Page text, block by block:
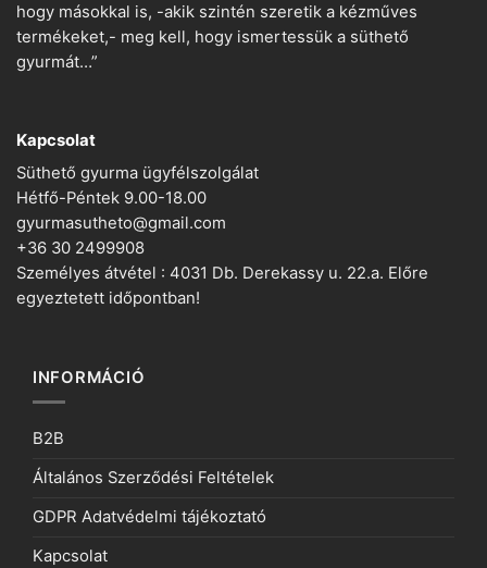
hogy másokkal is, -akik szintén szeretik a kézműves
termékeket,- meg kell, hogy ismertessük a süthető
gyurmát…”
Kapcsolat
Süthető gyurma ügyfélszolgálat
Hétfő-Péntek 9.00-18.00
gyurmasutheto@gmail.com
+36 30 2499908
Személyes átvétel : 4031 Db. Derekassy u. 22.a. Előre
egyeztetett időpontban!
INFORMÁCIÓ
B2B
Általános Szerződési Feltételek
GDPR Adatvédelmi tájékoztató
Kapcsolat